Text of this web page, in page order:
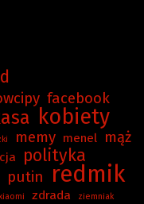
facebook
kobiety
memy menel mąż
polityka
putin redmik
zdrada
ziemniak